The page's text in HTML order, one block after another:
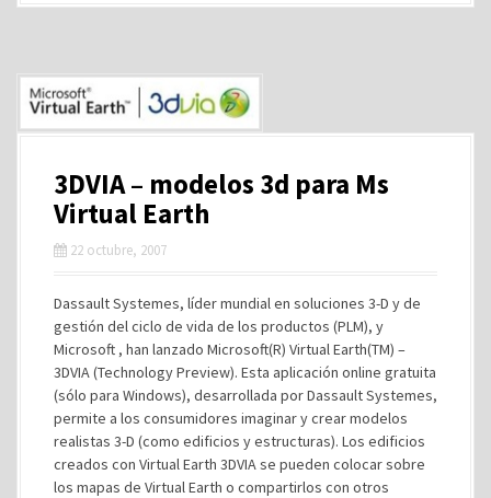
3DVIA – modelos 3d para Ms
Virtual Earth
22 octubre, 2007
Dassault Systemes, líder mundial en soluciones 3-D y de
gestión del ciclo de vida de los productos (PLM), y
Microsoft , han lanzado Microsoft(R) Virtual Earth(TM) –
3DVIA (Technology Preview). Esta aplicación online gratuita
(sólo para Windows), desarrollada por Dassault Systemes,
permite a los consumidores imaginar y crear modelos
realistas 3-D (como edificios y estructuras). Los edificios
creados con Virtual Earth 3DVIA se pueden colocar sobre
los mapas de Virtual Earth o compartirlos con otros